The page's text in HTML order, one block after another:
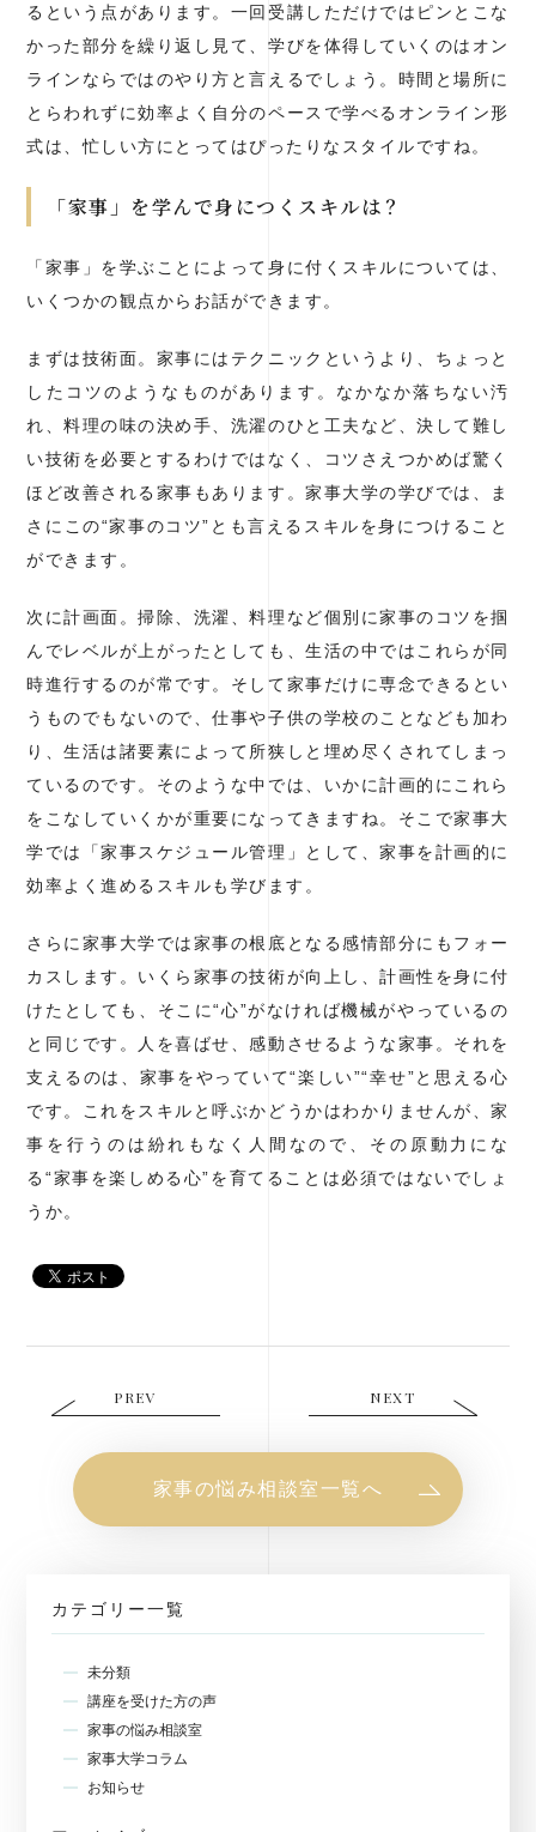
るという点があります。一回受講しただけではピンとこな
かった部分を繰り返し見て、学びを体得していくのはオン
ラインならではのやり方と言えるでしょう。時間と場所に
とらわれずに効率よく自分のペースで学べるオンライン形
式は、忙しい方にとってはぴったりなスタイルですね。
「家事」を学んで身につくスキルは？
「家事」を学ぶことによって身に付くスキルについては、
いくつかの観点からお話ができます。
まずは技術面。家事にはテクニックというより、ちょっと
したコツのようなものがあります。なかなか落ちない汚
れ、料理の味の決め手、洗濯のひと工夫など、決して難し
い技術を必要とするわけではなく、コツさえつかめば驚く
ほど改善される家事もあります。家事大学の学びでは、ま
さにこの“家事のコツ”とも言えるスキルを身につけること
ができます。
次に計画面。掃除、洗濯、料理など個別に家事のコツを掴
んでレベルが上がったとしても、生活の中ではこれらが同
時進行するのが常です。そして家事だけに専念できるとい
うものでもないので、仕事や子供の学校のことなども加わ
り、生活は諸要素によって所狭しと埋め尽くされてしまっ
ているのです。そのような中では、いかに計画的にこれら
をこなしていくかが重要になってきますね。そこで家事大
学では「家事スケジュール管理」として、家事を計画的に
効率よく進めるスキルも学びます。
さらに家事大学では家事の根底となる感情部分にもフォー
カスします。いくら家事の技術が向上し、計画性を身に付
けたとしても、そこに“心”がなければ機械がやっているの
と同じです。人を喜ばせ、感動させるような家事。それを
支えるのは、家事をやっていて“楽しい”“幸せ”と思える心
です。これをスキルと呼ぶかどうかはわかりませんが、家
事を行うのは紛れもなく人間なので、その原動力にな
る“家事を楽しめる心”を育てることは必須ではないでしょ
うか。
PREV NEXT
家事の悩み相談室一覧へ
カテゴリー一覧
未分類
講座を受けた方の声
家事の悩み相談室
家事大学コラム
お知らせ